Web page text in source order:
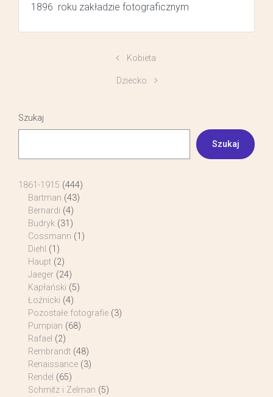
1896 roku zakładzie fotograficznym
Kobieta
Dziecko
Szukaj
Szukaj
1861-1915 (444)
Bartman (43)
Bernardi (4)
Budryk (31)
Cossmann (1)
Diehl (1)
Haupt (2)
Jaeger (24)
Kapłański (5)
Łoźnicki (4)
Pozostałe fotografie (3)
Pumpian (68)
Rafael (2)
Rembrandt (48)
Renaissance (3)
Rendel (65)
Schmitz i Zelman (5)